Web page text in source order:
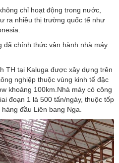
chỉ hoạt động trong nước,
ra nhiều thị trường quốc tế như
đã chính thức vận hành nhà máy
TH tại Kaluga được xây dựng trên
nghiệp thuộc vùng kinh tế đặc
khoảng 100km.Nhà máy có công
đoạn 1 là 500 tấn/ngày, thuộc tốp
đầu Liên bang Nga.